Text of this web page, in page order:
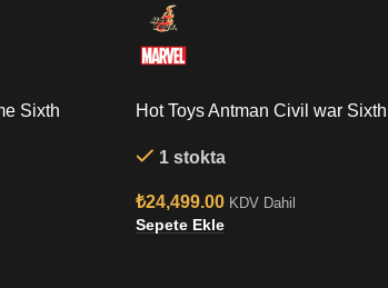
Sixth
Hot Toys Antman Civil war
1 stokta
₺24,499.00 KDV Dahil
Sepete Ekle